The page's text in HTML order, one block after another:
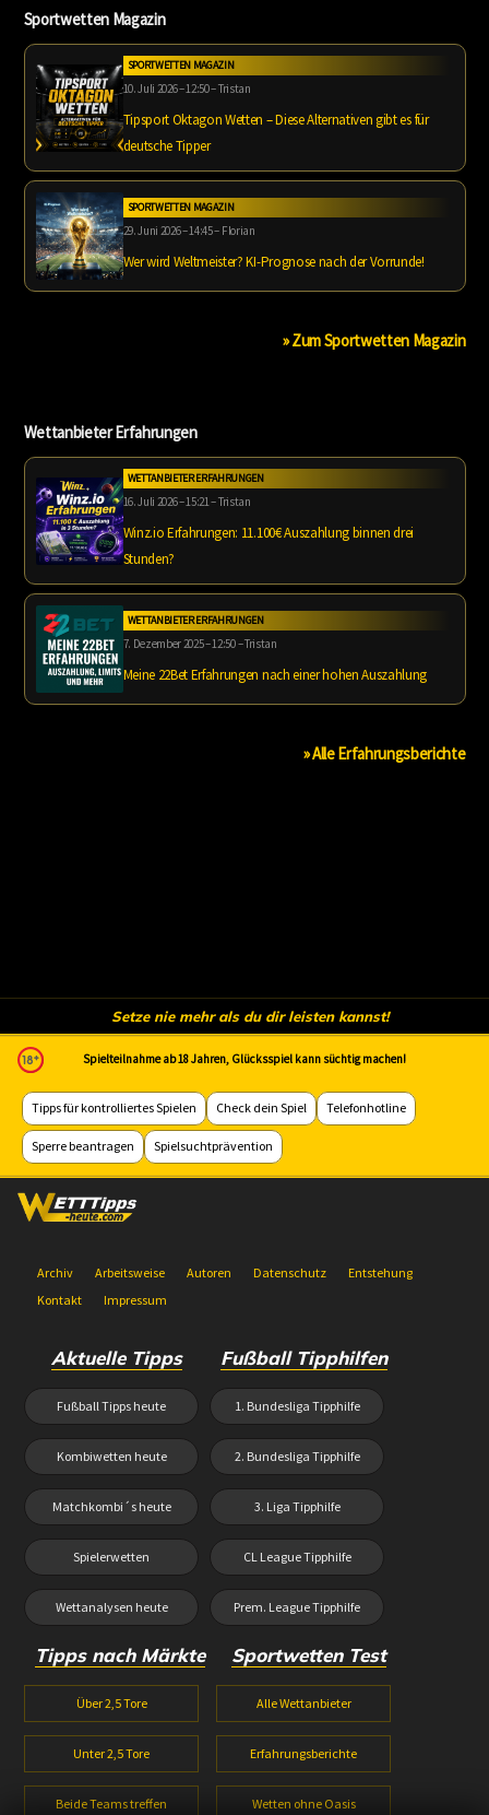
Sportwetten Magazin
SPORTWETTEN MAGAZIN
10. Juli 2026 – 12:50 – Tristan
Tipsport Oktagon Wetten – Diese Alternativen gibt es für
deutsche Tipper
SPORTWETTEN MAGAZIN
29. Juni 2026 – 14:45 – Florian
Wer wird Weltmeister? KI-Prognose nach der Vorrunde!
» Zum Sportwetten Magazin
Wettanbieter Erfahrungen
WETTANBIETER ERFAHRUNGEN
16. Juli 2026 – 15:21 – Tristan
Winz.io Erfahrungen: 11.100€ Auszahlung binnen drei
Stunden?
WETTANBIETER ERFAHRUNGEN
7. Dezember 2025 – 12:50 – Tristan
Meine 22Bet Erfahrungen nach einer hohen Auszahlung
» Alle Erfahrungsberichte
Setze nie mehr als du dir leisten kannst!
Spielteilnahme ab 18 Jahren, Glücksspiel kann süchtig machen!
Tipps für kontrolliertes Spielen Check dein Spiel Telefonhotline
Sperre beantragen Spielsuchtprävention
Archiv Arbeitsweise Autoren Datenschutz
Entstehung
Kontakt
Impressum
Aktuelle Tipps
Fußball Tipps heute
Kombiwetten heute
Matchkombi´s heute
Spielerwetten
Wettanalysen heute
Fußball Tipphilfen
1. Bundesliga Tipphilfe
2. Bundesliga Tipphilfe
3. Liga Tipphilfe
CL League Tipphilfe
Prem. League Tipphilfe
Tipps nach Märkte
Über 2,5 Tore
Unter 2,5 Tore
Beide Teams treffen
Sportwetten Test
Alle Wettanbieter
Erfahrungsberichte
Wetten ohne Oasis